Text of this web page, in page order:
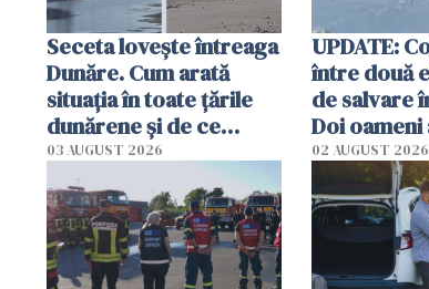
Seceta lovește întreaga
Dunăre. Cum arată
situația în toate țările
dunărene și de ce
România resimte
efectele, deși a plouat
în iulie
03 AUGUST 2026
UPDATE:
între două
de salvare
Doi
02 AUGUST 2026